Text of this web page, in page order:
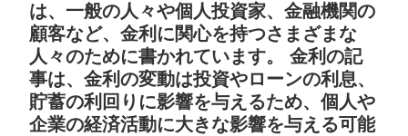
は、一般の人々や個人投資家、金融機関の
顧客など、金利に関心を持つさまざまな
人々のために書かれています。 金利の記
事は、金利の変動は投資やローンの利息、
貯蓄の利回りに影響を与えるため、個人や
企業の経済活動に大きな影響を与える可能